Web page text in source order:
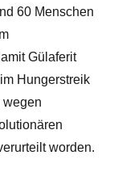
60 Menschen
Gülaferit
Hungerstreik
wegen
worden.